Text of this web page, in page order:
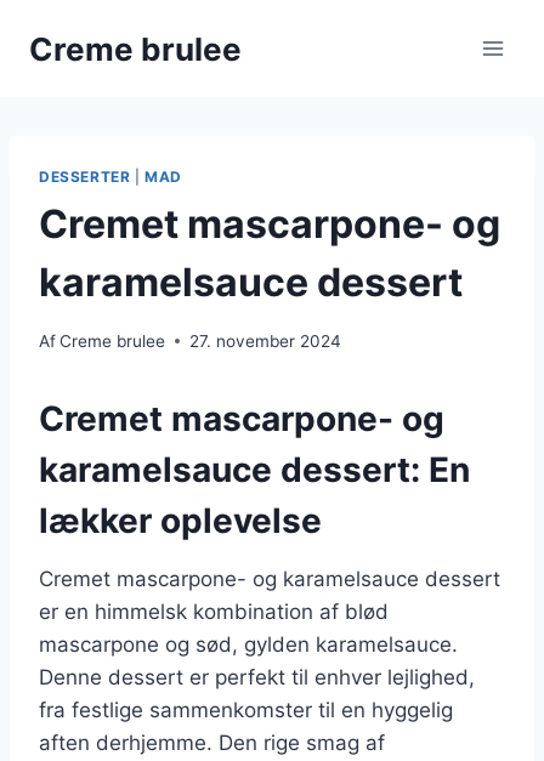
Creme brulee
DESSERTER |MAD
Cremet mascarpone- og
karamelsauce dessert
AfCreme brulee 27. november 2024
Cremet mascarpone- og
karamelsauce dessert: En
lækker oplevelse
Cremet mascarpone- og karamelsauce dessert
er en himmelsk kombination af blød
mascarpone og sød, gylden karamelsauce.
Denne dessert er perfekt til enhver lejlighed,
fra festlige sammenkomster til en hyggelig
aften derhjemme. Den rige smag af